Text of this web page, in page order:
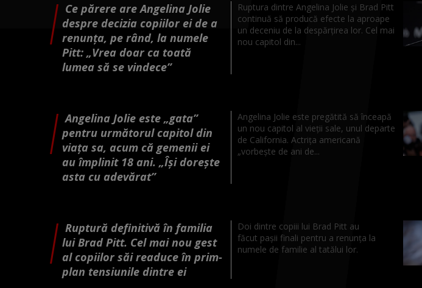
Ce părere are Angelina Jolie
despre decizia copiilor ei de a
renunța, pe rând, la numele
Pitt: „Vrea doar ca toată
lumea să se vindece”
Ruptura dintre Angelina Jolie și Brad Pitt
continuă să producă efecte la aproape
un deceniu de la despărțirea lor. Cel mai
nou capitol din...
Angelina Jolie este „gata”
pentru următorul capitol din
viața sa, acum că gemenii ei
au împlinit 18 ani. „Își dorește
asta cu adevărat”
Angelina Jolie este pregătită să înceapă
un nou capitol al vieții sale, unul departe
de California. Actrița americană
„vorbește de ani de...
Ruptură definitivă în familia
lui Brad Pitt. Cel mai nou gest
al copiilor săi readuce în prim-
plan tensiunile dintre ei
Doi dintre copiii lui Brad Pitt au
făcut pașii finali pentru a renunța la
numele de familie al tatălui lor.